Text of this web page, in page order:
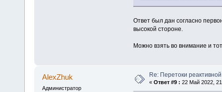
Ответ был дан согласно
высокой стороне.
Можно взять во внимание и
AlexZhuk
Администратор
Re: Перетоки
« Ответ #9 : 22 Май 2022,